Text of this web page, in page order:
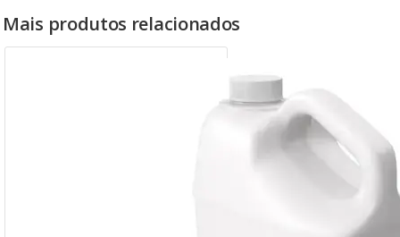
Mais produtos relacionados